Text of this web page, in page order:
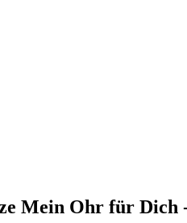
Mein Ohr für Dich